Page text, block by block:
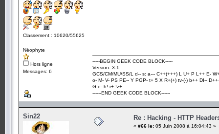
Classement : 10620/55625
Néophyte
Hors ligne
Messages: 6
-----BEGIN GEEK CODE BLOCK-----
Version: 3.1
GCS/CM/MU/SS/L d-- s: a--- C++(+++) L U+ P L++ E-
o- M- V- PS PE-- Y PGP- t+ 5 X R+(+) tv-(-) b++ DI--
G e- h! r+ !z+
------END GEEK CODE BLOCK------
Sin22 Re : Hacking - HTTP
« #66 le: 05 Juin 2008 à 16:04:43 »